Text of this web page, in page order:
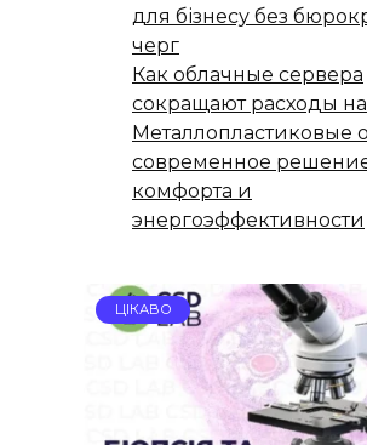
для бізнесу без
черг
Как облачные сервера
сокращают расходы
Металлопластиковые
современное
комфорта и
энергоэффективности
ЦІКАВО